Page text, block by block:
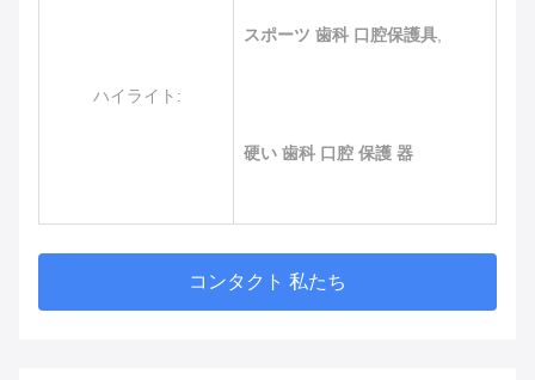
ハイライト:
スポーツ 歯科 口腔保護具
硬い 歯科 口腔 保護 器
コンタクト 私たち